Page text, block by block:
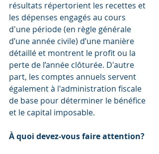
résultats répertorient les recettes et
les dépenses engagés au cours
d'une période (en règle générale
d’une année civile) d’une manière
détaillé et montrent le profit ou la
perte de l’année clôturée. D'autre
part, les comptes annuels servent
également à l'administration fiscale
de base pour déterminer le bénéfice
et le capital imposable.
À quoi devez-vous faire attention?